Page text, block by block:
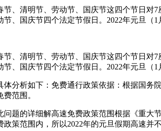
节、清明节、劳动节、国庆节这四个节日
、国庆节四个法定节假日。2022年元旦（
节、清明节、劳动节、国庆节这四个节日
、国庆节四个法定节假日。2022年元旦（
体分析如下：免费通行政策依据：根据国
范围。
题的详细解高速免费政策范围根据《重
策范围内，所以2022年的元旦假期高速并不